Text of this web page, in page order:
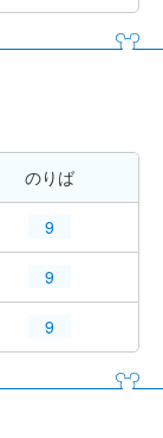
のりば
9
9
9